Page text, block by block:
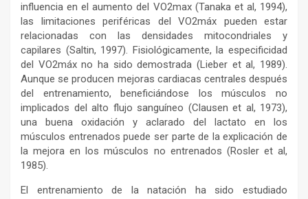
influencia en el aumento del VO2max (Tanaka et al, 1994),
las limitaciones periféricas del VO2máx pueden estar
relacionadas con las densidades mitocondriales y
capilares (Saltin, 1997). Fisiológicamente, la especificidad
del VO2máx no ha sido demostrada (Lieber et al, 1989).
Aunque se producen mejoras cardiacas centrales después
del entrenamiento, beneficiándose los músculos no
implicados del alto flujo sanguíneo (Clausen et al, 1973),
una buena oxidación y aclarado del lactato en los
músculos entrenados puede ser parte de la explicación de
la mejora en los músculos no entrenados (Rosler et al,
1985).
El entrenamiento de la natación ha sido estudiado